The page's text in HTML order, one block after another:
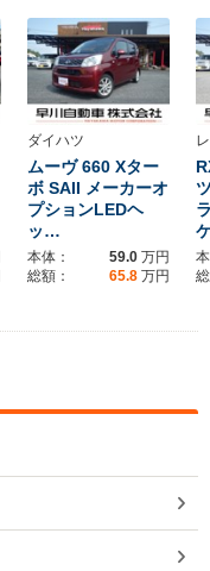
ダイハツ
ムーヴ 660 Xター
ボ SAII メーカーオ
プションLEDヘ
ッ…
本体： 59.0 万円
総額：
65.8 万円